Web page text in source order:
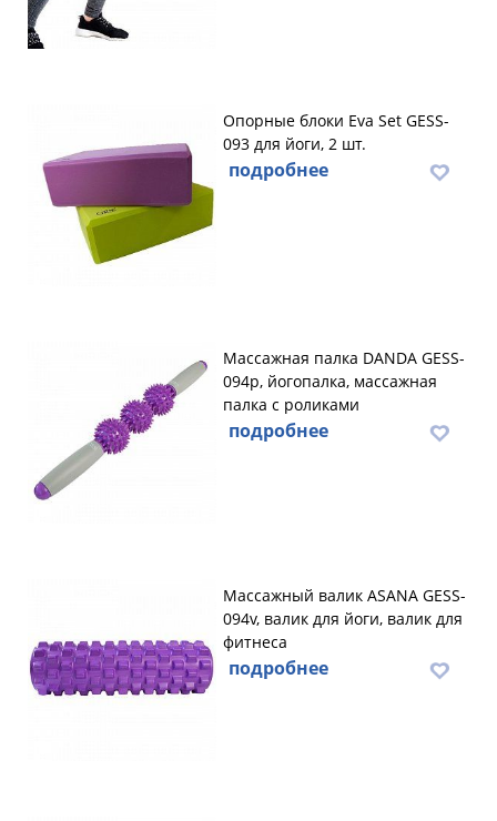
Опорные блоки Eva Set GESS-
093 для йоги, 2 шт.
подробнее
Массажная палка DANDA GESS-
094p, йогопалка, массажная
палка с роликами
подробнее
Массажный валик ASANA GESS-
094v, валик для йоги, валик для
фитнеса
подробнее